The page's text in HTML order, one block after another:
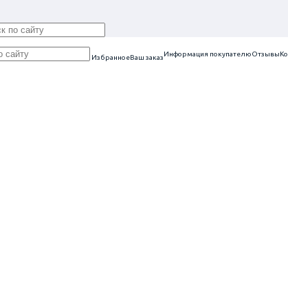
ИзбранноеВаш заказИнформация покупателюОтзывы